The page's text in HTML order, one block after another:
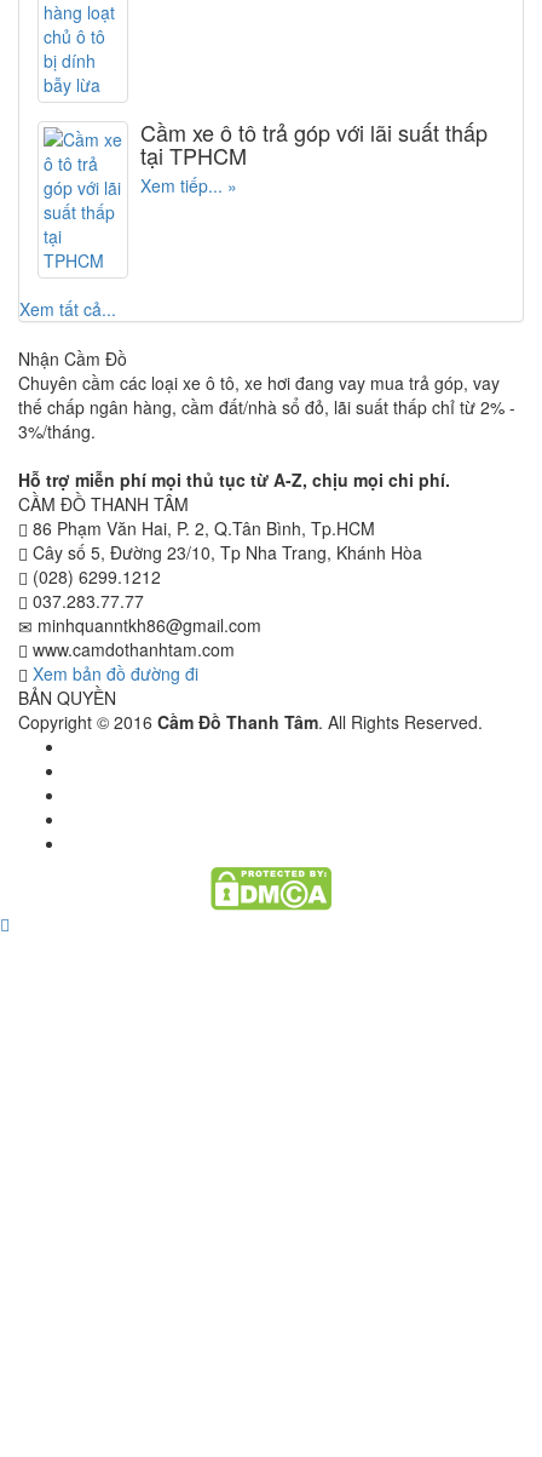
Cầm xe ô tô trả góp với lãi suất thấp
tại TPHCM
Xem tiếp... »
Xem tất cả...
Nhận Cầm Đồ
Chuyên cầm các loại xe ô tô, xe hơi đang vay mua trả góp, vay
thế chấp ngân hàng, cầm đất/nhà sổ đỏ, lãi suất thấp chỉ từ 2% -
3%/tháng.
Hỗ trợ miễn phí mọi thủ tục từ A-Z, chịu mọi chi phí.
CẦM ĐỒ THANH TÂM
86 Phạm Văn Hai, P. 2, Q.Tân Bình, Tp.HCM
Cây số 5, Đường 23/10, Tp Nha Trang, Khánh Hòa
(028) 6299.1212
037.283.77.77
minhquanntkh86@gmail.com
www.camdothanhtam.com
Xem bản đồ đường đi
BẢN QUYỀN
Copyright © 2016 Cầm Đồ Thanh Tâm. All Rights Reserved.